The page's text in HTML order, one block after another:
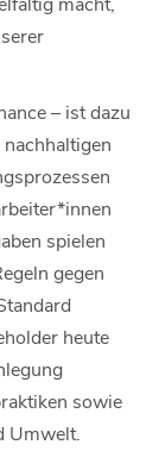
– ist dazu
spielen
gegen
heute
sowie
Umwelt.